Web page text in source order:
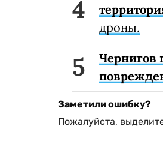
дроны.
Чернигов
Заметили ошибку?
Пожалуйста,